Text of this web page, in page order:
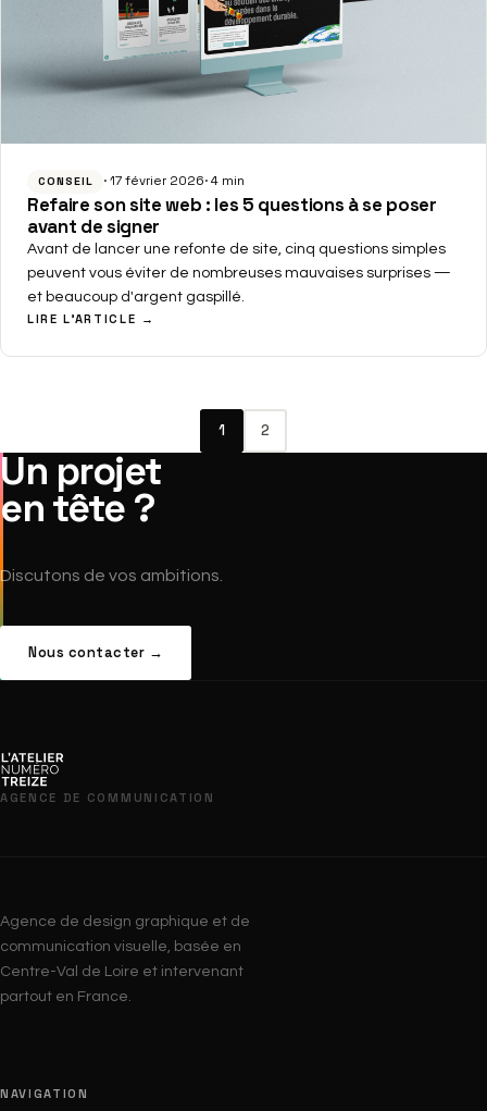
CONSEIL 17 février 2026 4 min
Refaire son site web : les 5 questions à se poser
avant de signer
Avant de lancer une refonte de site, cinq questions simples
peuvent vous éviter de nombreuses mauvaises surprises —
et beaucoup d'argent gaspillé.
LIRE L'ARTICLE →
1 2
Un projet
en tête ?
Discutons de vos ambitions.
Nous contacter →
AGENCE DE COMMUNICATION
Agence de design graphique et de
communication visuelle, basée en
Centre-Val de Loire et intervenant
partout en France.
NAVIGATION